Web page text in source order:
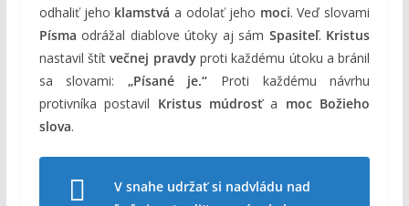
odhaliť jeho klamstvá a odolať jeho moci. Veď slovami
Písma odrážal diablove útoky aj sám Spasiteľ. Kristus
nastavil štítvečnej pravdyproti každému útoku a bránil
sa slovami: „Písané je.“ Proti každému návrhu
protivníka postavil Kristus múdrosťa moc Božieho
slova.
V snahe udržať si nadvládu nad